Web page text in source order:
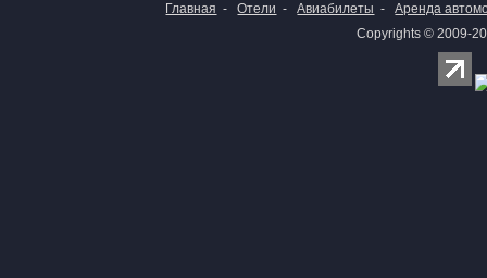
Главная - Отели - Авиабилеты -
Аренда
Copyrights © 2009-